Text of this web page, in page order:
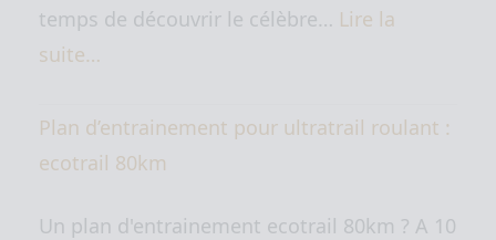
temps de découvrir le célèbre… Lire la
suite…
Plan d’entrainement pour ultratrail roulant :
ecotrail 80km
Un plan d'entrainement ecotrail 80km ? A 10